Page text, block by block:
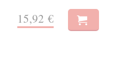
15,92 €